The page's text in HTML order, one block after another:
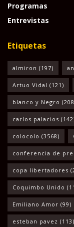
Programas
Entrevistas
Etiquetas
almiron (197)
Artuo Vidal (121)
blanco y Negro
carlos palacios
colocolo (3568)
conferencia de
copa libertadores
Coquimbo Unido
Emiliano Amor (99)
esteban pavez (113)